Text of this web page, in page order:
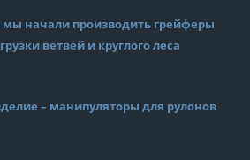
начали производить грейферы
ветвей и круглого леса
– манипуляторы для рулонов